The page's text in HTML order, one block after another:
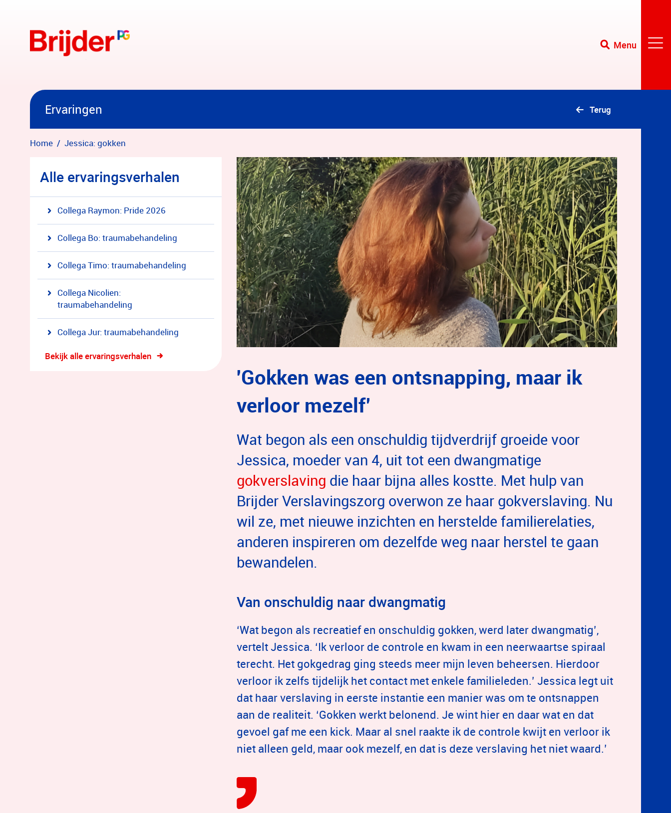
Menu
Ervaringen Terug
Home Jessica: gokken
Alle ervaringsverhalen
Collega Raymon: Pride 2026
Collega Bo: traumabehandeling
Collega Timo: traumabehandeling
Collega Nicolien:
traumabehandeling
Collega Jur: traumabehandeling
Bekijk alle ervaringsverhalen
'Gokken was een ontsnapping, maar ik
verloor mezelf’
Wat begon als een onschuldig tijdverdrijf groeide voor
Jessica, moeder van 4, uit tot een dwangmatige
gokverslaving die haar bijna alles kostte. Met hulp van
Brijder Verslavingszorg overwon ze haar gokverslaving. Nu
wil ze, met nieuwe inzichten en herstelde familierelaties,
anderen inspireren om dezelfde weg naar herstel te gaan
bewandelen.
Van onschuldig naar dwangmatig
‘Wat begon als recreatief en onschuldig gokken, werd later dwangmatig’,
vertelt Jessica. ‘Ik verloor de controle en kwam in een neerwaartse spiraal
terecht. Het gokgedrag ging steeds meer mijn leven beheersen. Hierdoor
verloor ik zelfs tijdelijk het contact met enkele familieleden.’ Jessica legt uit
dat haar verslaving in eerste instantie een manier was om te ontsnappen
aan de realiteit. ‘Gokken werkt belonend. Je wint hier en daar wat en dat
gevoel gaf me een kick. Maar al snel raakte ik de controle kwijt en verloor ik
niet alleen geld, maar ook mezelf, en dat is deze verslaving het niet waard.’